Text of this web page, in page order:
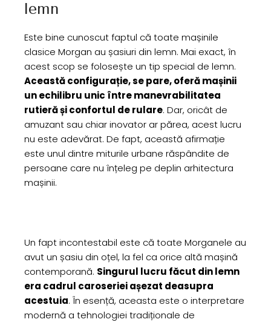
lemn
Este bine cunoscut faptul că toate mașinile
clasice Morgan au șasiuri din lemn. Mai exact, în
acest scop se folosește un tip special de lemn.
Această configurație, se pare, oferă mașinii
un echilibru unic între manevrabilitatea
rutieră și confortul de rulare. Dar, oricât de
amuzant sau chiar inovator ar părea, acest lucru
nu este adevărat. De fapt, această afirmație
este unul dintre miturile urbane răspândite de
persoane care nu înțeleg pe deplin arhitectura
mașinii.
Un fapt incontestabil este că toate Morganele au
avut un șasiu din oțel, la fel ca orice altă mașină
contemporană. Singurul lucru făcut din lemn
era cadrul caroseriei așezat deasupra
acestuia. În esență, aceasta este o interpretare
modernă a tehnologiei tradiționale de